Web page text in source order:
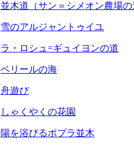
並木道（サン＝シメオン農場
雪のアルジャントゥイユ
ラ・ロシュ=ギュイヨンの道
ベリールの海
舟遊び
しゃくやくの花園
陽を浴びるポプラ並木